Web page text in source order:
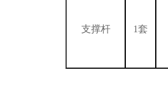
支撑杆 1套